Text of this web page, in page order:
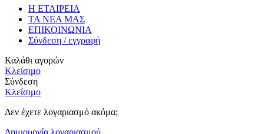
Η ΕΤΑΙΡΕΙΑ
ΤΑ ΝΕΑ ΜΑΣ
ΕΠΙΚΟΙΝΩΝΙΑ
Σύνδεση / εγγραφή
Καλάθι αγορών
Κλείσιμο
Σύνδεση
Κλείσιμο
Δεν έχετε λογαριασμό ακόμα;
Δημιουργία λογαριασμού